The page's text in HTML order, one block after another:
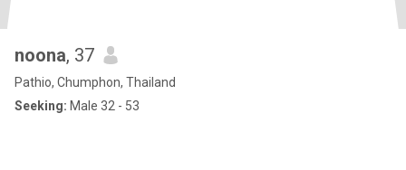
noona, 37
Pathio, Chumphon, Thailand
Seeking: Male 32 - 53